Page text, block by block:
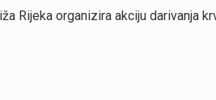
Rijeka organizira akciju darivanja